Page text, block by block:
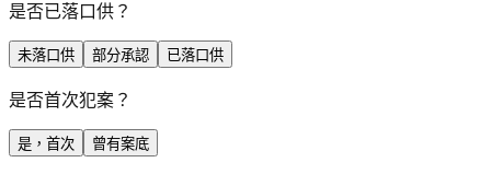
是否已落口供？
未落口供 部分承認 已落口供
是否首次犯案？
是，首次 曾有案底